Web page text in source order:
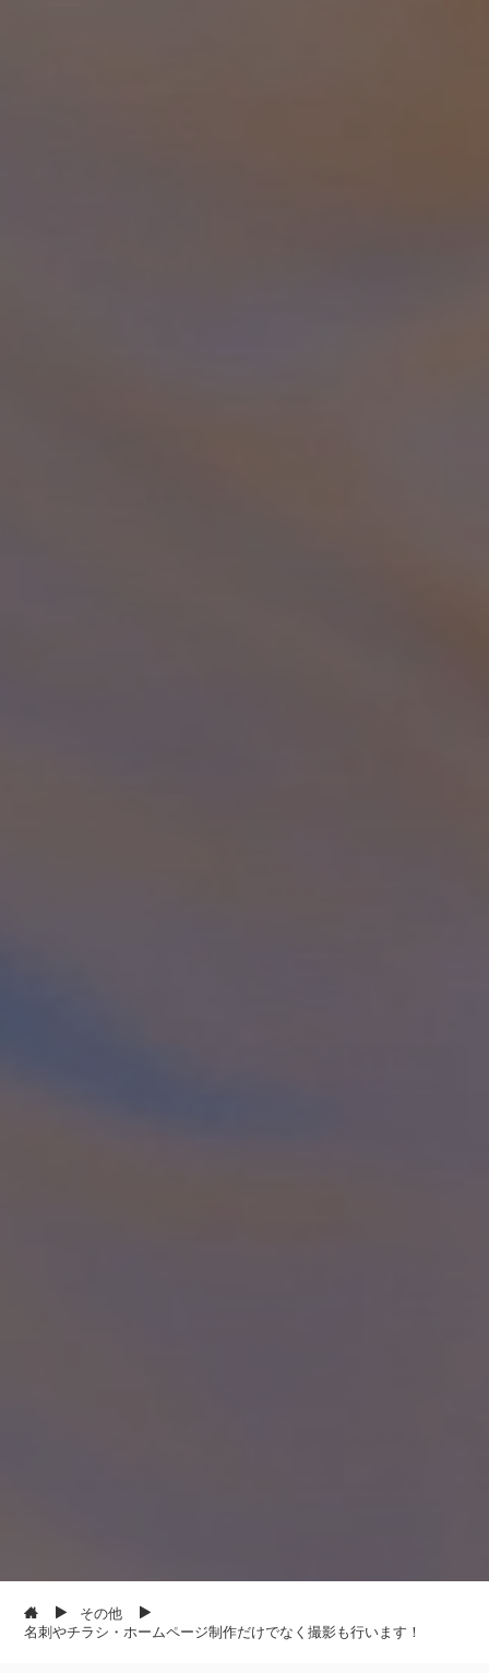
その他
名刺やチラシ・ホームページ制作だけでなく撮影も行います！